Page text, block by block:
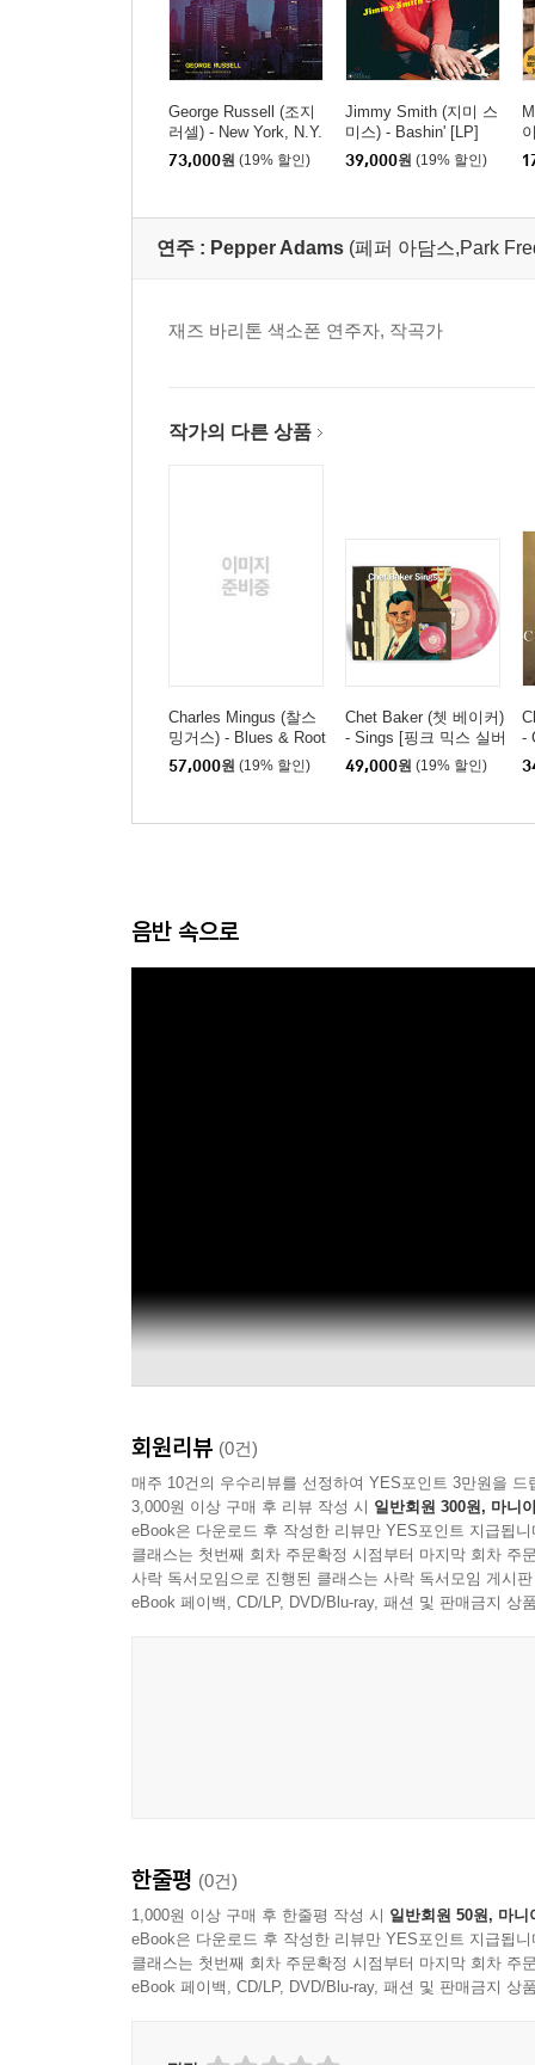
George Russell (조지
러셀) - New York, N.Y.
[LP]
73,000원 (19% 할인)
Jimmy Smith (지미 스
미스) - Bashin' [LP]
39,000원 (19% 할인)
연주 : Pepper Adams (페퍼 아담스,Park
재즈 바리톤 색소폰 연주자, 작곡가
작가의 다른 상품
Charles Mingus (찰스
밍거스) - Blues & Root
s [LP]
57,000원 (19% 할인)
Chet Baker (쳇 베이커)
- Sings [핑크 믹스 실버
컬러 LP]
49,000원 (19% 할인)
-
음반 속으로
회원리뷰 (0건)
매주 10건의 우수리뷰를 선정하여 YES포인트 3만원을 드
3,000원 이상 구매 후 리뷰 작성 시 일반회원 300원, 마니
eBook은 다운로드 후 작성한 리뷰만 YES포인트 지급됩니
클래스는 첫번째 회차 주문확정 시점부터 마지막 회차 주
사락 독서모임으로 진행된 클래스는 사락 독서모임 게시
eBook 페이백, CD/LP, DVD/Blu-ray, 패션 및 판매금지 상
한줄평 (0건)
1,000원 이상 구매 후 한줄평 작성 시 일반회원 50원, 마니
eBook은 다운로드 후 작성한 리뷰만 YES포인트 지급됩니
클래스는 첫번째 회차 주문확정 시점부터 마지막 회차 주
eBook 페이백, CD/LP, DVD/Blu-ray, 패션 및 판매금지 상